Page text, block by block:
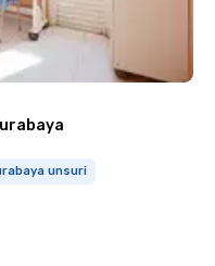
unsuri